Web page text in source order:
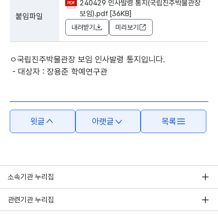
붙임파일
240429 인사발령 통지(국립진주박물관장
보임).pdf [36KB]
내려받기 미리보기
ㅇ국립진주박물관장 보임 인사발령 통지입니다.
- 대상자 : 장용준 학예연구관
윗글 아랫글 목록
소속기관 누리집
관련기관 누리집